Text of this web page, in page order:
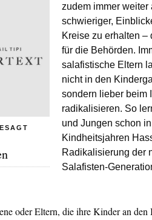
zudem immer weiter
schwieriger,
Kreise zu erhalten –
für die Behörden.
salafistische Eltern
nicht in den
sondern lieber beim
radikalisieren. So
und Jungen schon
Kindheitsjahren
Radikalisierung der
Salafisten-
oder Eltern, die ihre Kinder an den